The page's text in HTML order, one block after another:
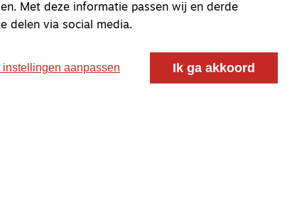
Met deze informatie passen wij en derde
delen via social media.
aanpassen Ik ga akkoord